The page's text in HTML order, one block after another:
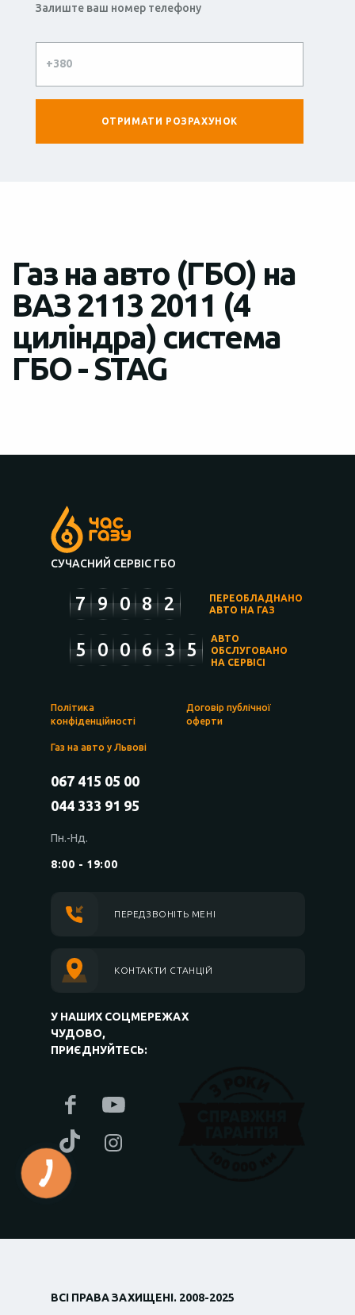
Залиште ваш номер телефону
Газ на авто (ГБО) на
ВАЗ 2113 2011 (4
циліндра) система
ГБО - STAG
СУЧАСНИЙ СЕРВІС ГБО
7 9 0 8 2
ПЕРЕОБЛАДНАНО
АВТО НА ГАЗ
5 0 0 6 3 5
АВТО
ОБСЛУГОВАНО
НА СЕРВІСІ
Політика
конфіденційності
Договір публічної
оферти
Газ на авто у Львові
067 415 05 00
044 333 91 95
Пн.-Нд.
8:00 - 19:00
ПЕРЕДЗВОНІТЬ МЕНІ
КОНТАКТИ СТАНЦІЙ
У НАШИХ СОЦМЕРЕЖАХ
ЧУДОВО,
ПРИЄДНУЙТЕСЬ:
ВСІ ПРАВА ЗАХИЩЕНІ. 2008-2025